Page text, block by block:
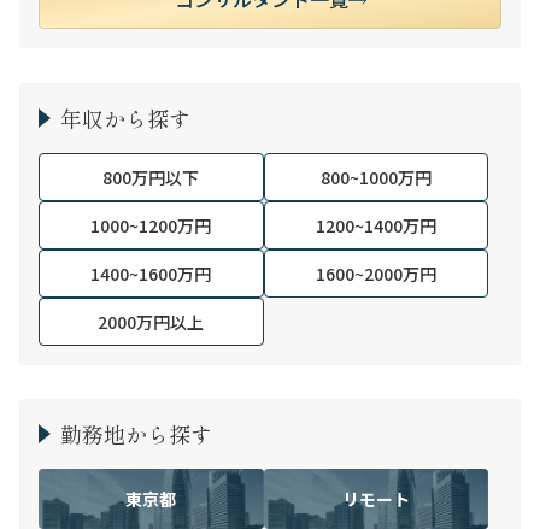
年収から探す
800万円以下
800~1000万円
1000~1200万円
1200~1400万円
1400~1600万円
1600~2000万円
2000万円以上
勤務地から探す
東京都 リモート